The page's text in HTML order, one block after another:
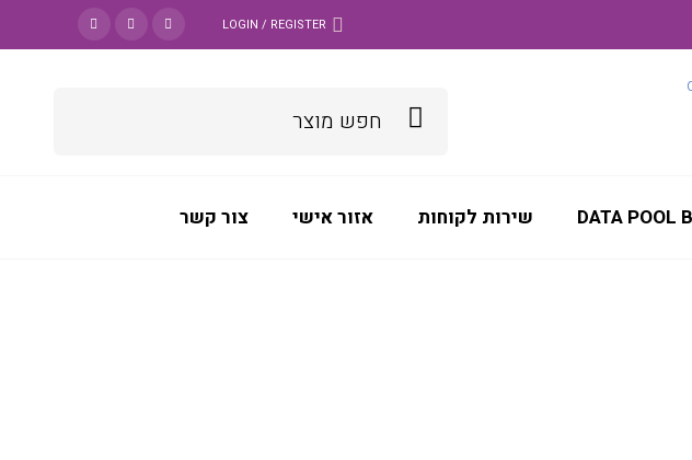
LOGIN / REGISTER
DATA POOL שירות לקוחות אזור אישי צור קשר